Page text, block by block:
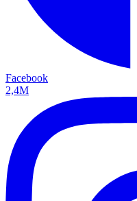
Facebook
2,4M